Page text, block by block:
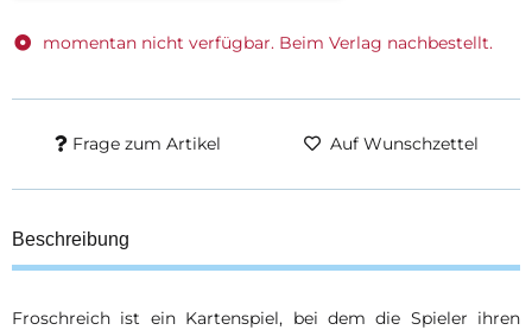
momentan nicht verfügbar. Beim Verlag nachbestellt.
Frage zum Artikel Auf Wunschzettel
Beschreibung
Froschreich ist ein Kartenspiel, bei dem die Spieler ihren